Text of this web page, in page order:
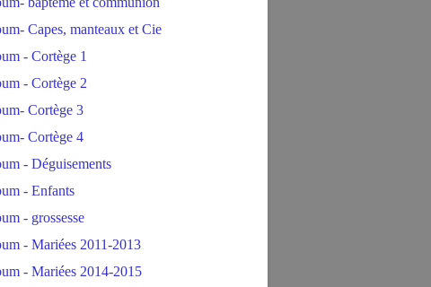
Capes, manteaux et Cie
- Cortège 1
- Cortège 2
Cortège 3
Cortège 4
- Déguisements
- Enfants
- grossesse
- Mariées 2011-2013
- Mariées 2014-2015